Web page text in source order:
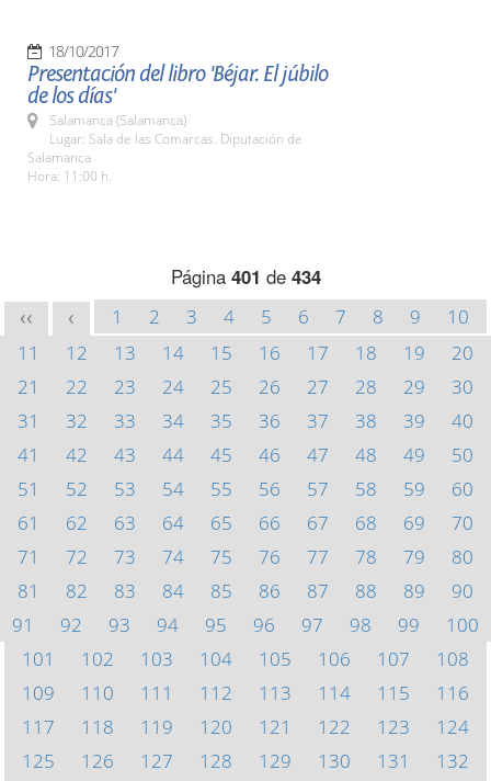
18/10/2017
Presentación del libro 'Béjar. El júbilo
de los días'
Salamanca (Salamanca)
Lugar: Sala de las Comarcas. Diputación de
Salamanca
Hora: 11:00 h.
Página 401 de 434
<< < 1 2 3 4 5 6 7 8 9
10
11
12 13 14 15 16 17 18 19
20
21
22 23 24 25 26 27 28 29
30
31
32 33 34 35 36 37 38 39
40
41
42 43 44 45 46 47 48 49
50
51
52 53 54 55 56 57 58 59
60
61
62 63 64 65 66 67 68 69
70
71
72 73 74 75 76 77 78 79
80
81
82 83 84 85 86 87 88 89
90
91
92 93 94 95 96 97 98 99
100
101
102 103 104 105 106 107
108
109
110 111 112 113 114 115
116
117
118 119 120 121 122 123
124
125
126 127 128 129 130 131
132